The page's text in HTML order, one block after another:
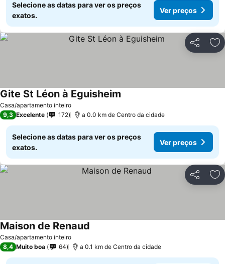
Selecione as datas para ver os preços
exatos.
Ver preços
Partilhar
Casa/apartamento inteiro
Gite St Léon à Eguisheim
9,3 Excelente 172 a 0.0 km de Centro da cidade
Selecione as datas para ver os preços
exatos.
Ver preços
Partilhar
Casa/apartamento inteiro
Maison de Renaud
8,4 Muito boa 64 a 0.1 km de Centro da cidade